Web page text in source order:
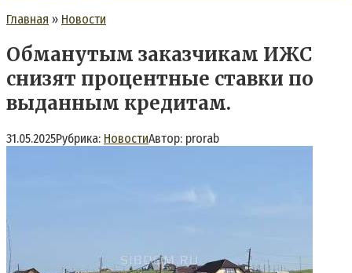
Главная » Новости
Обманутым заказчикам ИЖС
снизят процентные ставки по
выданным кредитам.
31.05.2025Рубрика: НовостиАвтор: prorab